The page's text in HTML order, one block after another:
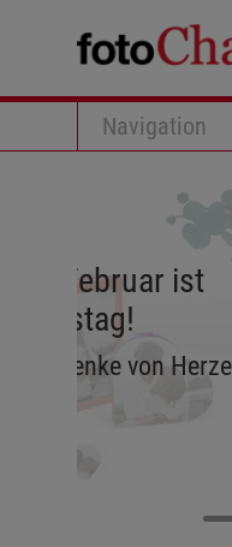
Navigation
für Sie
Am